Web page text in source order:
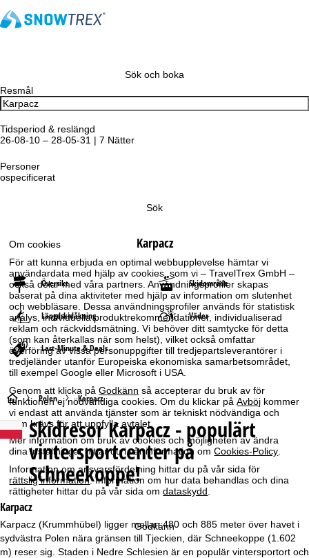
Om cookies
För att kunna erbjuda en optimal webbupplevelse hämtar vi
användardata med hjälp av cookies, som vi – TravelTrex GmbH –
också delar med våra partners. Användningsprofiler skapas
baserat på dina aktiviteter med hjälp av information om slutenhet
och webbläsare. Dessa användningsprofiler används för statistisk
analys, individuella produktrekommendationer, individualiserad
reklam och räckviddsmätning. Vi behöver ditt samtycke för detta
(som kan återkallas när som helst), vilket också omfattar
överföring av vissa personuppgifter till tredjepartsleverantörer i
tredjeländer utanför Europeiska ekonomiska samarbetsområdet,
till exempel Google eller Microsoft i USA.
Genom att klicka påGodkänn så accepterar du bruk av för
funktionen ej nödvändiga cookies. Om du klickar påAvböj kommer
vi endast att använda tjänster som är tekniskt nödvändiga och
som krävs för att uppfylla avtalet.
Mer information om bruk av cookies och möjligheten av ändra
dina inställningar hittar du i vår information omCookies-Policy
Information om ansvarsfördelning hittar du på vår sida för
rättslig information. Information om hur data behandlas och dina
rättigheter hittar du på vår sida omdataskydd
Godkänn
Sök och boka
Resmål
Tidsperiod & reslängd
26-08-10 – 28-05-31 | 7 Nätter
Personer
ospecificerat
Sök
Karpacz
Översikt Skidområde
Längdskidåkning Väder
Last-Minute & Deals
S
t
a
r
t
s
Polen Karpacz
SkidresorKarpacz - populärt
vintersportcenter på
Schneekoppe!
Karpacz
Karpacz (Krummhübel) ligger mellan 480 och 885 meter över havet i
sydvästra Polen nära gränsen till Tjeckien, där Schneekoppe (1.602
m) reser sig. Staden i Nedre Schlesien är en populär vintersportort och